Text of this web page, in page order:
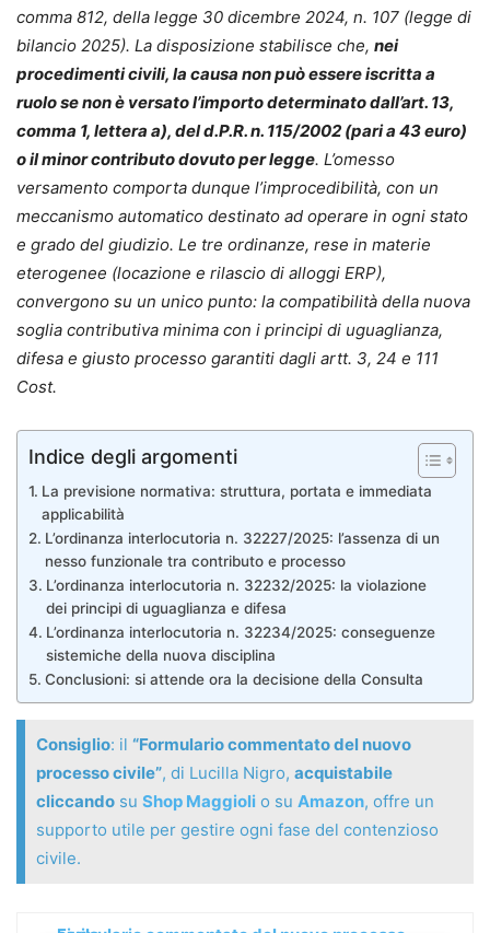
comma 812, della legge 30 dicembre 2024, n. 107 (legge di
bilancio 2025). La disposizione stabilisce che, nei
procedimenti civili, la causa non può essere iscritta a
ruolo se non è versato l’importo determinato dall’art. 13,
comma 1, lettera a), del d.P.R. n. 115/2002 (pari a 43 euro)
o il minor contributo dovuto per legge. L’omesso
versamento comporta dunque l’improcedibilità, con un
meccanismo automatico destinato ad operare in ogni stato
e grado del giudizio. Le tre ordinanze, rese in materie
eterogenee (locazione e rilascio di alloggi ERP),
convergono su un unico punto: la compatibilità della nuova
soglia contributiva minima con i principi di uguaglianza,
difesa e giusto processo garantiti dagli artt. 3, 24 e 111
Cost.
Indice degli argomenti
La previsione normativa: struttura, portata e immediata
applicabilità
L’ordinanza interlocutoria n. 32227/2025: l’assenza di un
nesso funzionale tra contributo e processo
L’ordinanza interlocutoria n. 32232/2025: la violazione
dei principi di uguaglianza e difesa
L’ordinanza interlocutoria n. 32234/2025: conseguenze
sistemiche della nuova disciplina
Conclusioni: si attende ora la decisione della Consulta
Consiglio: il “Formulario commentato del nuovo
processo civile”, di Lucilla Nigro, acquistabile
cliccando su Shop Maggioli o su Amazon, offre un
supporto utile per gestire ogni fase del contenzioso
civile.